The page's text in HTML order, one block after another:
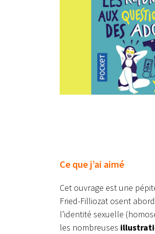
Ce que j’ai aimé
Cet ouvrage est une
Fried-Filliozat osent
l’identité sexuelle
les nombreuses